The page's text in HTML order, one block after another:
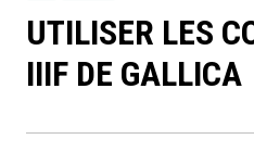
UTILISER LES
IIIF DE GALLICA